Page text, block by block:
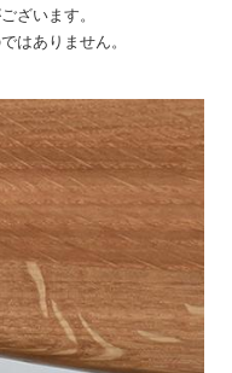
ざいます。
はありません。